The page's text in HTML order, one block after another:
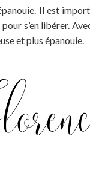
Il est
s’en libérer.
et plus épanouie.